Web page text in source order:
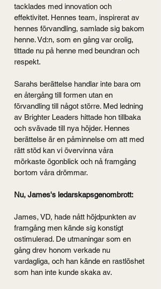
tacklades med innovation och
effektivitet. Hennes team, inspirerat av
hennes förvandling, samlade sig bakom
henne. Vd:n, som en gång var orolig,
tittade nu på henne med beundran och
respekt.
Sarahs berättelse handlar inte bara om
en återgång till formen utan en
förvandling till något större. Med ledning
av Brighter Leaders hittade hon tillbaka
och svävade till nya höjder. Hennes
berättelse är en påminnelse om att med
rätt stöd kan vi övervinna våra
mörkaste ögonblick och nå framgång
bortom våra drömmar.
Nu, James's ledarskapsgenombrott:
James, VD, hade nått höjdpunkten av
framgång men kände sig konstigt
ostimulerad. De utmaningar som en
gång drev honom verkade nu
vardagliga, och han kände en rastlöshet
som han inte kunde skaka av.